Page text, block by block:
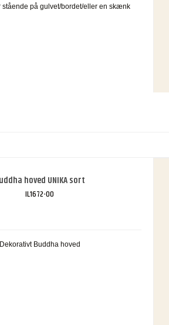
på gulvet/bordet/eller en skænk
hoved UNIKA sort
IL1672-00
Dekorativt Buddha hoved